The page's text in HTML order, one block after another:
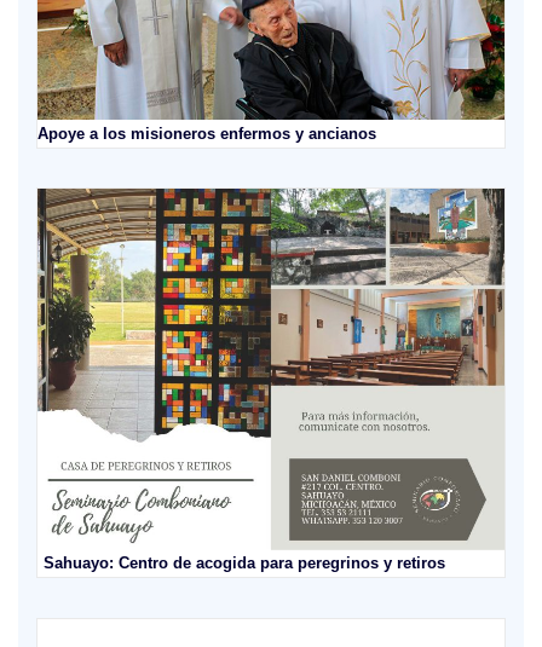
Apoye a los misioneros enfermos y ancianos
Sahuayo: Centro de acogida para peregrinos y retiros